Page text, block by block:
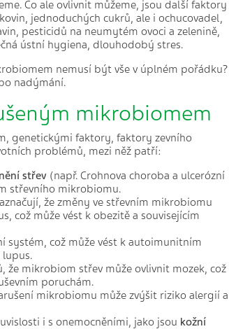
Co ale ovlivnit můžeme, jsou další faktory
jednoduchých cukrů, ale i ochucovadel,
pesticidů na neumytém ovoci a zelenině,
ústní hygiena, dlouhodobý stres.
nemusí být vše v úplném pořádku?
nadýmání.
mikrobiomem
genetickými faktory, faktory zevního
problémů, mezi něž patří:
střev (např. Crohnova choroba a ulcerózní
střevního mikrobiomu.
že změny ve střevním mikrobiomu
což může vést k obezitě a souvisejícím
systém, což může vést k autoimunitním
že mikrobiom střev může ovlivnit mozek, což
poruchám.
mikrobiomu může zvýšit riziko alergií a
i s onemocněními, jako jsou kožní